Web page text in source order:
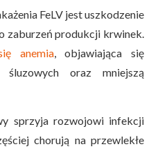
FeLV jest uszkodzenie
zaburzeń produkcji krwinek.
anemia, objawiająca się
śluzowych oraz mniejszą
sprzyja rozwojowi infekcji
chorują na przewlekłe